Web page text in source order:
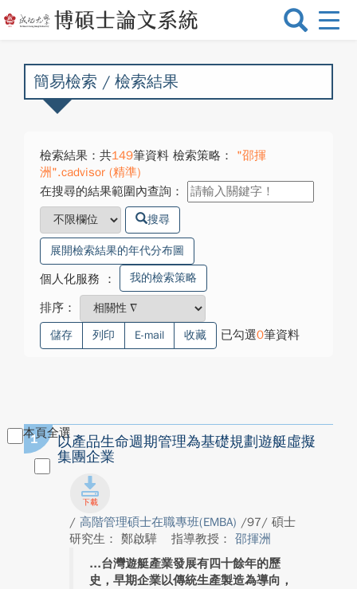
選
換
簡易檢索 / 檢索結果
檢索結果：共149筆資料 檢索策略：
"邵揮
洲".cadvisor (精準)
在搜尋的結果範圍內查詢：
搜尋
展開檢索結果的年代分布圖
個人化服務 ： 我的檢索策略
排序：
儲存 列印 E-mail 收藏 已勾選0筆資料
本頁全選
1
以產品生命週期管理為基礎規劃遊艇虛擬
集團企業
/ 高階管理碩士在職專班(EMBA) /97/ 碩士
研究生： 鄭啟驊
指導教授： 邵揮洲
台灣遊艇產業發展有四十餘年的歷
史，早期企業以傳統生產製造為導向，